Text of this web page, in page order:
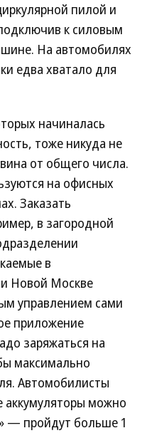
пилой и
к силовым
На автомобилях
едва хватало для
начиналась
тоже никуда не
от общего числа.
на офисных
Заказать
в загородной
в
и Новой Москве
управлением сами
приложение
заряжаться на
максимально
Автомобилисты
аккумуляторы можно
— пройдут больше 1